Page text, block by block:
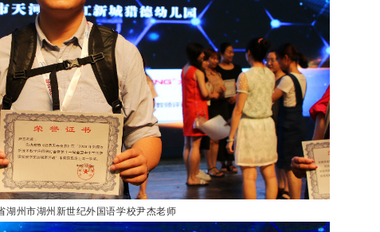
湖州市湖州新世纪外国语学校尹杰老师